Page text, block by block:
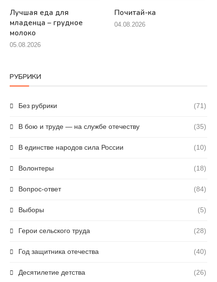
Лучшая еда для
младенца – грудное
молоко
05.08.2026
Почитай-ка
04.08.2026
РУБРИКИ
Без рубрики (71)
В бою и труде — на службе отечеству (35)
В единстве народов сила России (10)
Волонтеры (18)
Вопрос-ответ (84)
Выборы (5)
Герои сельского труда (28)
Год защитника отечества (40)
Десятилетие детства (26)